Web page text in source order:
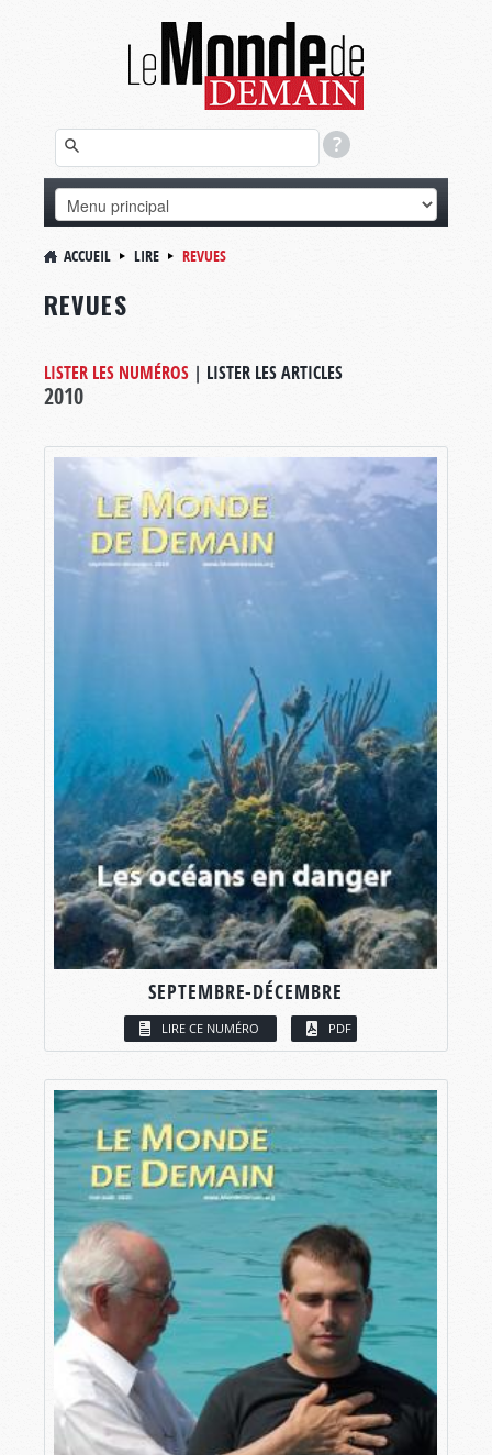
ACCUEIL LIRE REVUES
REVUES
LISTER LES NUMÉROS | LISTER LES ARTICLES
2010
SEPTEMBRE-DÉCEMBRE
LIRE CE NUMÉRO PDF